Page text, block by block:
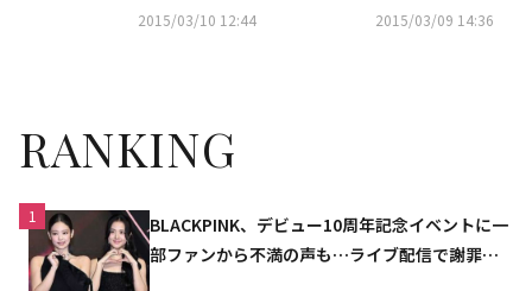
ラマ「伝説の魔女」打ち上げパ
2015/03/10 12:44 2015/03/09 14:36
RANKING
1
BLACKPINK、デビュー10周年記念イベントに一
部ファンから不満の声も…ライブ配信で謝罪